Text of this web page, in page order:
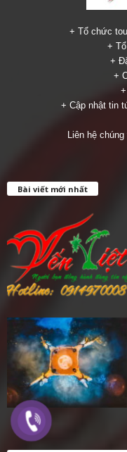
+ Tổ chức
+
+
+
+ Cập nhật tin
Liên hệ chúng
Bài viết mới nhất